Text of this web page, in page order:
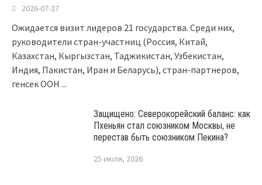
2026-07-27
Ожидается визит лидеров 21 государства. Среди них,
руководители стран-участниц (Россия, Китай,
Казахстан, Кыргызстан, Таджикистан, Узбекистан,
Индия, Пакистан, Иран и Беларусь), стран-партнеров,
генсек ООН ...
Защищено: Северокорейский баланс: как
Пхеньян стал союзником Москвы, не
перестав быть союзником Пекина?
25 июля, 2026